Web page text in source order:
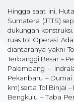
Hingga saat ini,
Sumatera (JTTS)
dukungan
ruas tol Operasi.
diantaranya yakni
Terbanggi Besar –
Palembang –
Pekanbaru – Dumai
km) serta Tol Binjai –
Bengkulu – Taba